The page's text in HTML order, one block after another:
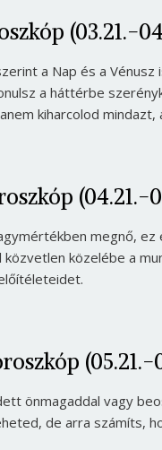
(03.21.-
a Nap és a
a háttérbe
kiharcolod mindazt,
(04.21.-
megnő,
közelébe a
(05.21.-
önmagaddal vagy
de arra számíts,